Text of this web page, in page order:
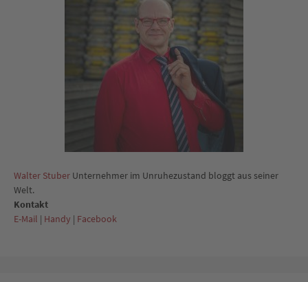
Walter Stuber Unternehmer im Unruhezustand bloggt aus seiner
Welt.
Kontakt
E-Mail | Handy | Facebook